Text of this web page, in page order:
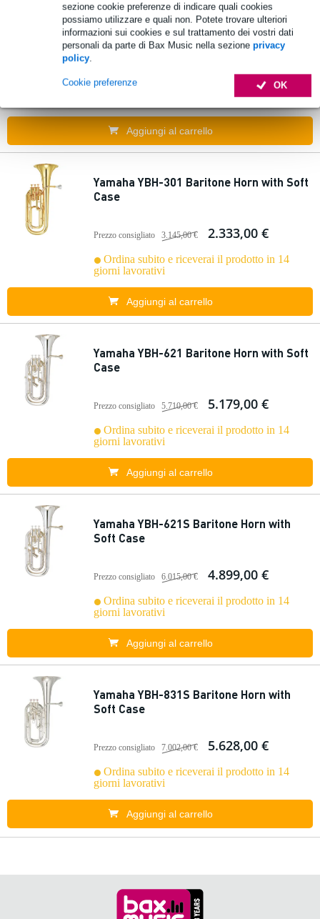
sezione cookie preferenze di indicare quali cookies
possiamo utilizzare e quali non. Potete trovare ulteriori
informazioni sui cookies e sul trattamento dei vostri dati
personali da parte di Bax Music nella sezione privacy
policy.
OK
Cookie preferenze
Yamaha YBH-301S Baritone with Soft
Case
Ordina subito e riceverai il prodotto in 14
Aggiungi al carrello
Yamaha YBH-301 Baritone Horn with Soft
Case
Prezzo consigliato 3.145,00 € 2.333,00 €
Ordina subito e riceverai il prodotto in 14
giorni lavorativi
Aggiungi al carrello
Yamaha YBH-621 Baritone Horn with Soft
Case
Prezzo consigliato 5.710,00 € 5.179,00 €
Ordina subito e riceverai il prodotto in 14
giorni lavorativi
Aggiungi al carrello
Yamaha YBH-621S Baritone Horn with
Soft Case
Prezzo consigliato 6.015,00 € 4.899,00 €
Ordina subito e riceverai il prodotto in 14
giorni lavorativi
Aggiungi al carrello
Yamaha YBH-831S Baritone Horn with
Soft Case
Prezzo consigliato 7.002,00 € 5.628,00 €
Ordina subito e riceverai il prodotto in 14
giorni lavorativi
Aggiungi al carrello